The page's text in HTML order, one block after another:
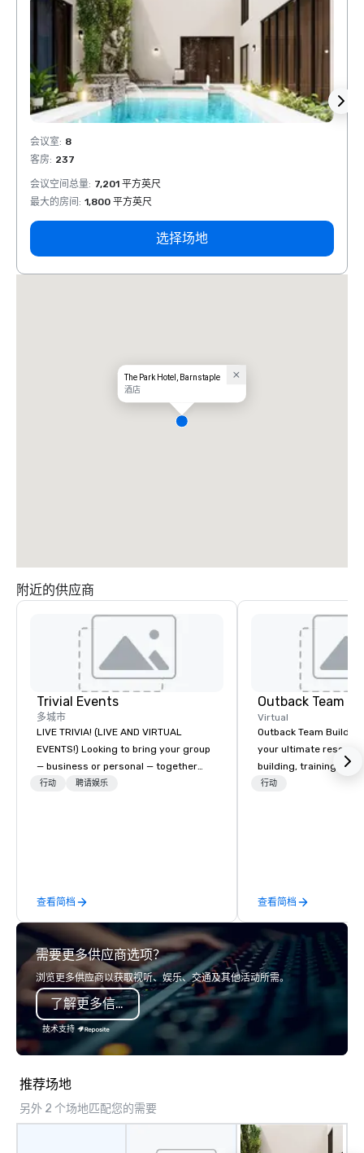
会议室: 8
客房: 237
会议空间总量: 7,201 平方英尺
最大的房间 : 1,800 平方英尺
选择场地
The Park Hotel, Barnstaple
酒店
附近的供应商
Trivial Events
多城市
LIVE TRIVIA! (LIVE AND VIRTUAL
EVENTS!) Looking to bring your group
— business or personal — together
and have some fun? Or maybe there’s
trivia content specifically encourages
teamwork and interactions. •. Special
video questions and other creative
elements elevate our events beyond
typical “pub trivia.” (Check out the
promo videos for quick snippets!) •
Customized content creates a
memorable event experience for all
attendees. • You do not have to be a
“trivia person” to have lots of fun! We
to a range of topics and fun facts,
aiming to both inform and entertain. In
short, we want you to have a good
行动 聘请娱乐
查看简档
Outback Team
Virtual
Outback Team
your ultimate
building, training, and
Recommended by
行动
查看简档
需要更多供应商选项？
浏览更多供应商以获取视听、娱乐、交通及其他活动所需。
了解更多信息
技术支持
推荐场地
另外 2 个场地匹配您的需要